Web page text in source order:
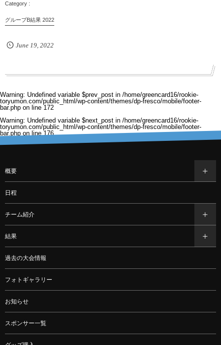
グループB結果 2022
June 19, 2022
Warning: Undefined variable $prev_post in /home/greencard16/rookie-
toryumon.com/public_html/wp-content/themes/dp-fresco/mobile/footer-
bar.php on line172
Warning: Undefined variable $next_post in /home/greencard16/rookie-
toryumon.com/public_html/wp-content/themes/dp-fresco/mobile/footer-
bar.php on line176
概要
日程
チーム紹介
結果
過去の大会情報
フォトギャラリー
お知らせ
スポンサー一覧